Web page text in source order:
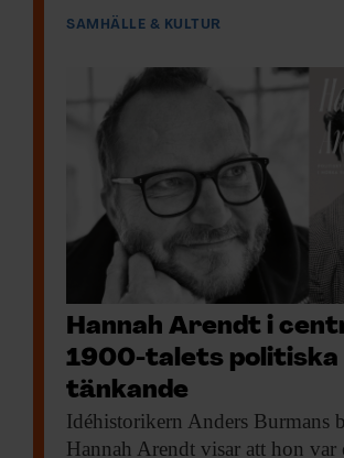
SAMHÄLLE & KULTUR
Hannah Arendt i
1900-talets politiska
tänkande
Idéhistorikern Anders Burmans
Hannah Arendt visar att hon var